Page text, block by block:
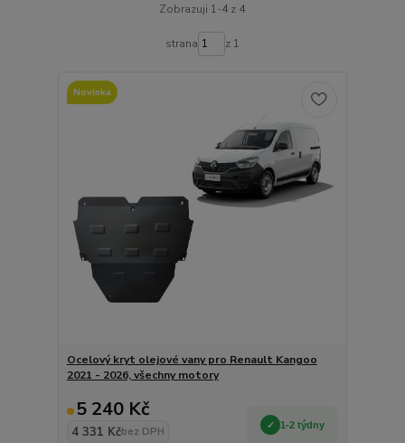
Zobrazuji 1-4 z 4
strana z 1
Novinka
Ocelový kryt olejové vany pro Renault Kangoo
2021 - 2026, všechny motory
5 240 Kč
4 331 Kčbez DPH
1-2 týdny